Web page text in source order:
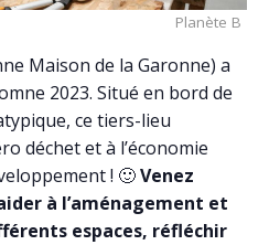
Planète B
Maison de la Garonne) a
2023. Situé en bord de
ce tiers-lieu
déchet et à l’économie
! 🙂Venez
à l’aménagement et
espaces, réfléchir